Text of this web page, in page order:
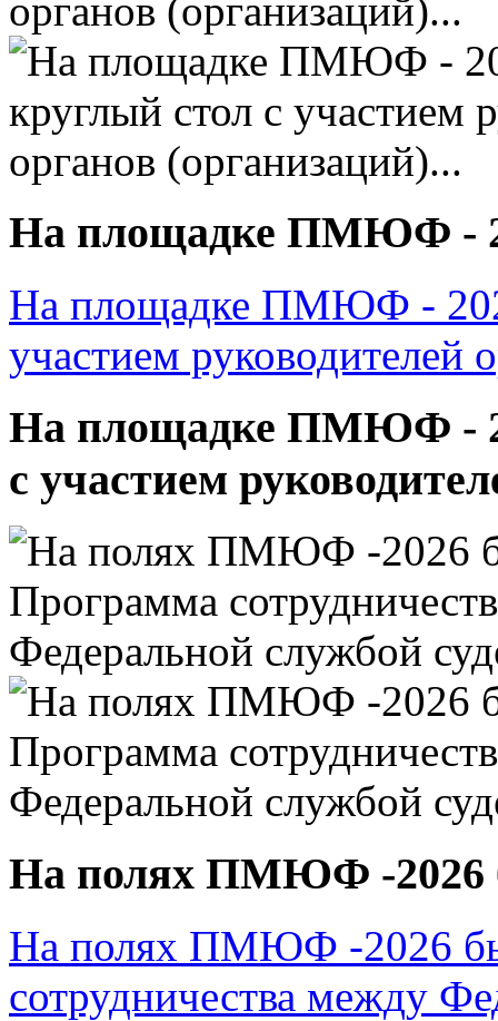
На площадке ПМЮФ -
На площадке ПМЮФ -
участием руководителей
На площадке ПМЮФ -
с участием
На полях ПМЮФ -2026
На полях ПМЮФ -2026
сотрудничества между